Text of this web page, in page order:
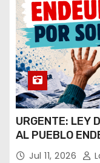
URGENTE: LEY
AL PUEBLO
Jul 11, 2026